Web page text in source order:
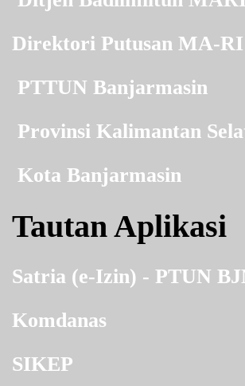
Direktori Putusan MA-RI
PTTUN Banjarmasin
Provinsi Kalimantan
Kota Banjarmasin
Tautan Aplikasi
Satria (e-Izin) - PTUN
Komdanas
SIKEP